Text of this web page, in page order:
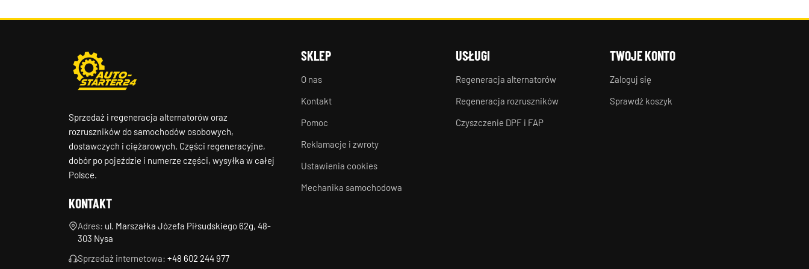
Sprzedaż i regeneracja alternatorów oraz
rozruszników do samochodów osobowych,
dostawczych i ciężarowych. Części regeneracyjne,
dobór po pojeździe i numerze części, wysyłka w całej
Polsce.
KONTAKT
Adres: ul. Marszałka Józefa Piłsudskiego 62g, 48-
303 Nysa
Sprzedaż internetowa: +48 602 244 977
SKLEP
O nas
Kontakt
Pomoc
Reklamacje i zwroty
Ustawienia cookies
Mechanika samochodowa
USŁUGI
Regeneracja alternatorów
Regeneracja rozruszników
Czyszczenie DPF i FAP
TWOJE KONTO
Zaloguj się
Sprawdź koszyk